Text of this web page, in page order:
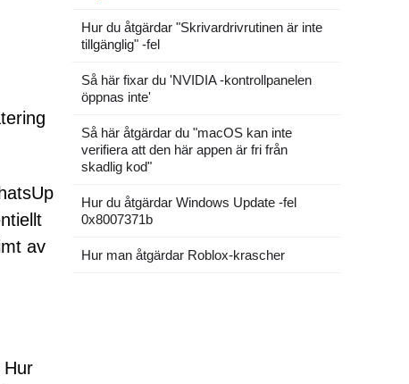
av
Hur
Hur du åtgärdar "Skrivardrivrutinen är inte
tillgänglig" -fel
Så här fixar du 'NVIDIA -kontrollpanelen
öppnas inte'
Så här åtgärdar du "macOS kan inte
verifiera att den här appen är fri från
skadlig kod"
Hur du åtgärdar Windows Update -fel
0x8007371b
Hur man åtgärdar Roblox-krascher